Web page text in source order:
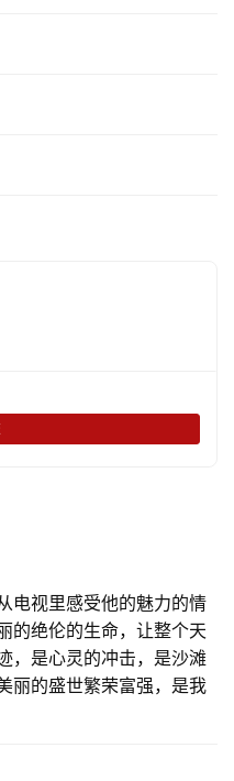
电视里感受他的魅力的情
的绝伦的生命，让整个天
，是心灵的冲击，是沙滩
丽的盛世繁荣富强，是我